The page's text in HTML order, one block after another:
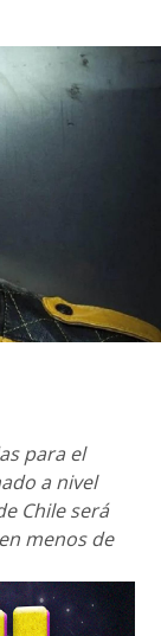
para el
a nivel
Chile será
menos de